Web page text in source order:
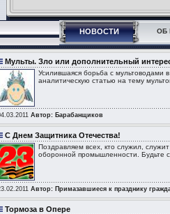
НОВОСТИ ОБ
Мульты. Зло или дополнительный
Усилившаяся борьба с мультоводами
аналитическую статью на тему
Автор: Барабанщиков
С Днем Защитника Отечества!
Поздравляем всех, кто служил,
оборонной промышленности. Будьте
Автор: Примазавшиеся к празднику
Тормоза в Опере